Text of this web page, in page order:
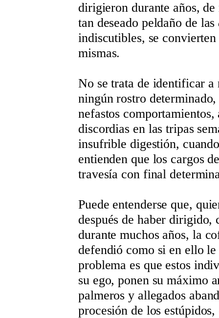
dirigieron durante años,
tan deseado peldaño de las
indiscutibles, se
mismas.
No se trata de identificar a
ningún rostro
nefastos
discordias en las tripas
insufrible digestión,
entienden que los cargos
travesía con final
Puede entenderse que,
después de haber dirigido,
durante muchos años, la
defendió como si en ello
problema es que estos
su ego, ponen su máximo
palmeros y allegados
procesión de los